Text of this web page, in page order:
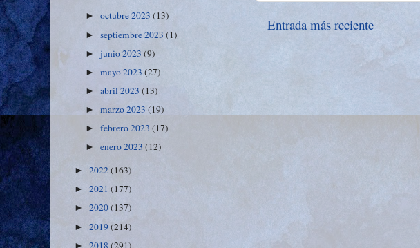
Entrada más reciente
►octubre 2023(13)
►septiembre 2023(1)
►junio 2023(9)
►mayo 2023(27)
►abril 2023(13)
►marzo 2023(19)
►febrero 2023(17)
►enero 2023(12)
► 2022(163)
► 2021 (177)
► 2020(137)
► 2019 (214)
► 2018 (291)